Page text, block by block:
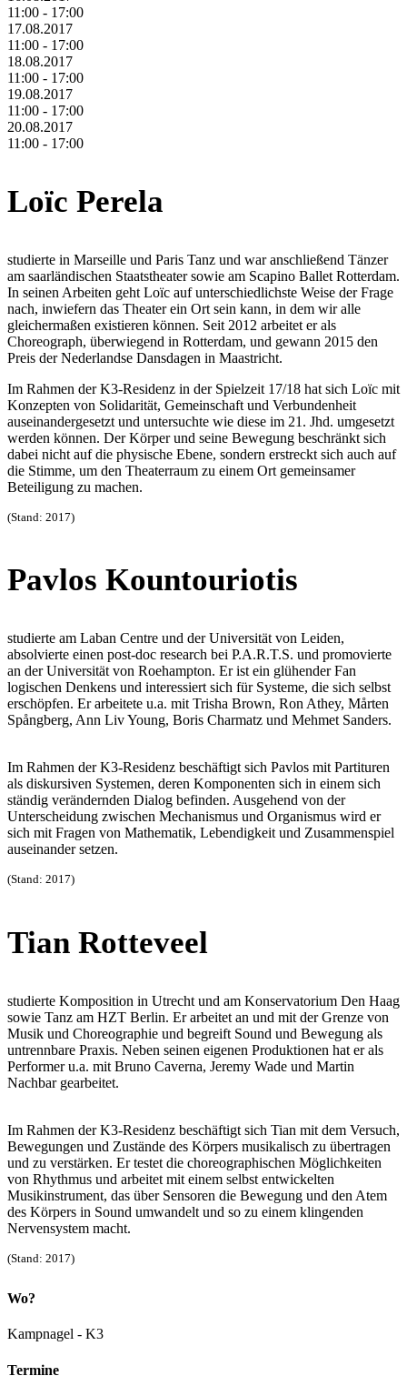
11:00 - 17:00
17.08.2017
11:00 - 17:00
18.08.2017
11:00 - 17:00
19.08.2017
11:00 - 17:00
20.08.2017
11:00 - 17:00
Loïc Perela
studierte in Marseille und Paris Tanz und war anschließend Tänzer
am saarländischen Staatstheater sowie am Scapino Ballet Rotterdam.
In seinen Arbeiten geht Loïc auf unterschiedlichste Weise der Frage
nach, inwiefern das Theater ein Ort sein kann, in dem wir alle
gleichermaßen existieren können. Seit 2012 arbeitet er als
Choreograph, überwiegend in Rotterdam, und gewann 2015 den
Preis der Nederlandse Dansdagen in Maastricht.
Im Rahmen der K3-Residenz in der Spielzeit 17/18 hat sich Loïc mit
Konzepten von Solidarität, Gemeinschaft und Verbundenheit
auseinandergesetzt und untersuchte wie diese im 21. Jhd. umgesetzt
werden können. Der Körper und seine Bewegung beschränkt sich
dabei nicht auf die physische Ebene, sondern erstreckt sich auch auf
die Stimme, um den Theaterraum zu einem Ort gemeinsamer
Beteiligung zu machen.
(Stand: 2017)
Pavlos Kountouriotis
studierte am Laban Centre und der Universität von Leiden,
absolvierte einen post-doc research bei P.A.R.T.S. und promovierte
an der Universität von Roehampton. Er ist ein glühender Fan
logischen Denkens und interessiert sich für Systeme, die sich selbst
erschöpfen. Er arbeitete u.a. mit Trisha Brown, Ron Athey, Mårten
Spångberg, Ann Liv Young, Boris Charmatz und Mehmet Sanders.
Im Rahmen der K3-Residenz beschäftigt sich Pavlos mit Partituren
als diskursiven Systemen, deren Komponenten sich in einem sich
ständig verändernden Dialog befinden. Ausgehend von der
Unterscheidung zwischen Mechanismus und Organismus wird er
sich mit Fragen von Mathematik, Lebendigkeit und Zusammenspiel
auseinander setzen.
(Stand: 2017)
Tian Rotteveel
studierte Komposition in Utrecht und am Konservatorium Den Haag
sowie Tanz am HZT Berlin. Er arbeitet an und mit der Grenze von
Musik und Choreographie und begreift Sound und Bewegung als
untrennbare Praxis. Neben seinen eigenen Produktionen hat er als
Performer u.a. mit Bruno Caverna, Jeremy Wade und Martin
Nachbar gearbeitet.
Im Rahmen der K3-Residenz beschäftigt sich Tian mit dem Versuch,
Bewegungen und Zustände des Körpers musikalisch zu übertragen
und zu verstärken. Er testet die choreographischen Möglichkeiten
von Rhythmus und arbeitet mit einem selbst entwickelten
Musikinstrument, das über Sensoren die Bewegung und den Atem
des Körpers in Sound umwandelt und so zu einem klingenden
Nervensystem macht.
(Stand: 2017)
Wo?
Kampnagel - K3
Termine